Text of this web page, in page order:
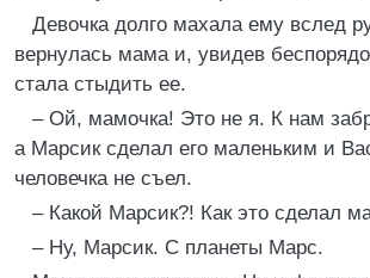
Девочка долго махала ему вслед
вернулась мама и, увидев
стала стыдить ее.
– Ой, мамочка! Это не я. К нам
а Марсик сделал его маленьким и
человечка не съел.
– Какой Марсик?! Как это сделал
– Ну, Марсик. С планеты Марс.